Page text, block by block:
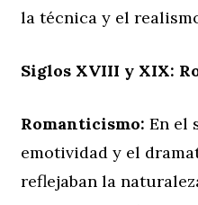
la técnica y el
Siglos XVIII y XIX:
Romanticismo: En el
emotividad y el
reflejaban la